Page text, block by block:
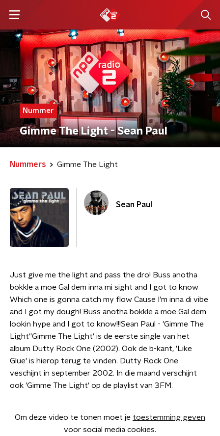
Nummer
Gimme The Light - Sean Paul
Nummers Gimme The Light
Sean Paul
Just give me the light and pass the dro! Buss anotha
bokkle a moe Gal dem inna mi sight and I got to know
Which one is gonna catch my flow Cause I'm inna di vibe
and I got my dough! Buss anotha bokkle a moe Gal dem
lookin hype and I got to know!!!Sean Paul - 'Gimme The
Light''Gimme The Light' is de eerste single van het
album Dutty Rock One (2002). Ook de b-kant, 'Like
Glue' is hierop terug te vinden. Dutty Rock One
veschijnt in september 2002. In die maand verschijnt
ook 'Gimme The Light' op de playlist van 3FM.
Om deze video te tonen moet je toestemming geven
voor social media cookies.